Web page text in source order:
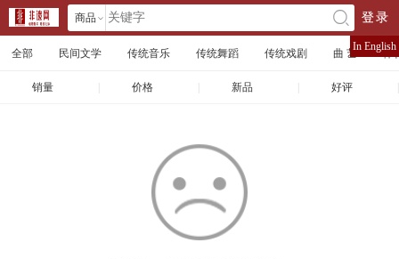
商品 󰄘 登录
全部 民间文学 传统音乐 传统舞蹈 传统戏剧 曲 艺 体
销量 价格 新品 好评
In English